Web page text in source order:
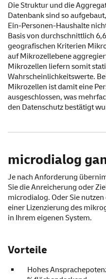
Die Struktur und die
Datenbank sind so
Ein-Personen-Haushalte
Basis von durchschnittlich
geografischen Kriterien
auf Mikrozellebene
Mikrozellen liefern somit
Wahrscheinlichkeitswerte.
Mikrozellen ist damit eine
ausgeschlossen, was
den Datenschutz bestätigt
microdialog
Je nach Anforderung
Sie die Anreicherung oder
microdialog. Oder Sie
einer Lizenzierung des
in Ihrem eigenen System.
Vorteile
Hohes